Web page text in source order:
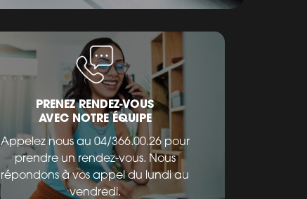
PRENEZ RENDEZ-VOUS
AVEC NOTRE ÉQUIPE
Appelez nous au 04/366.00.26 pour
prendre un rendez-vous. Nous
répondons à vos appel du lundi au
vendredi.